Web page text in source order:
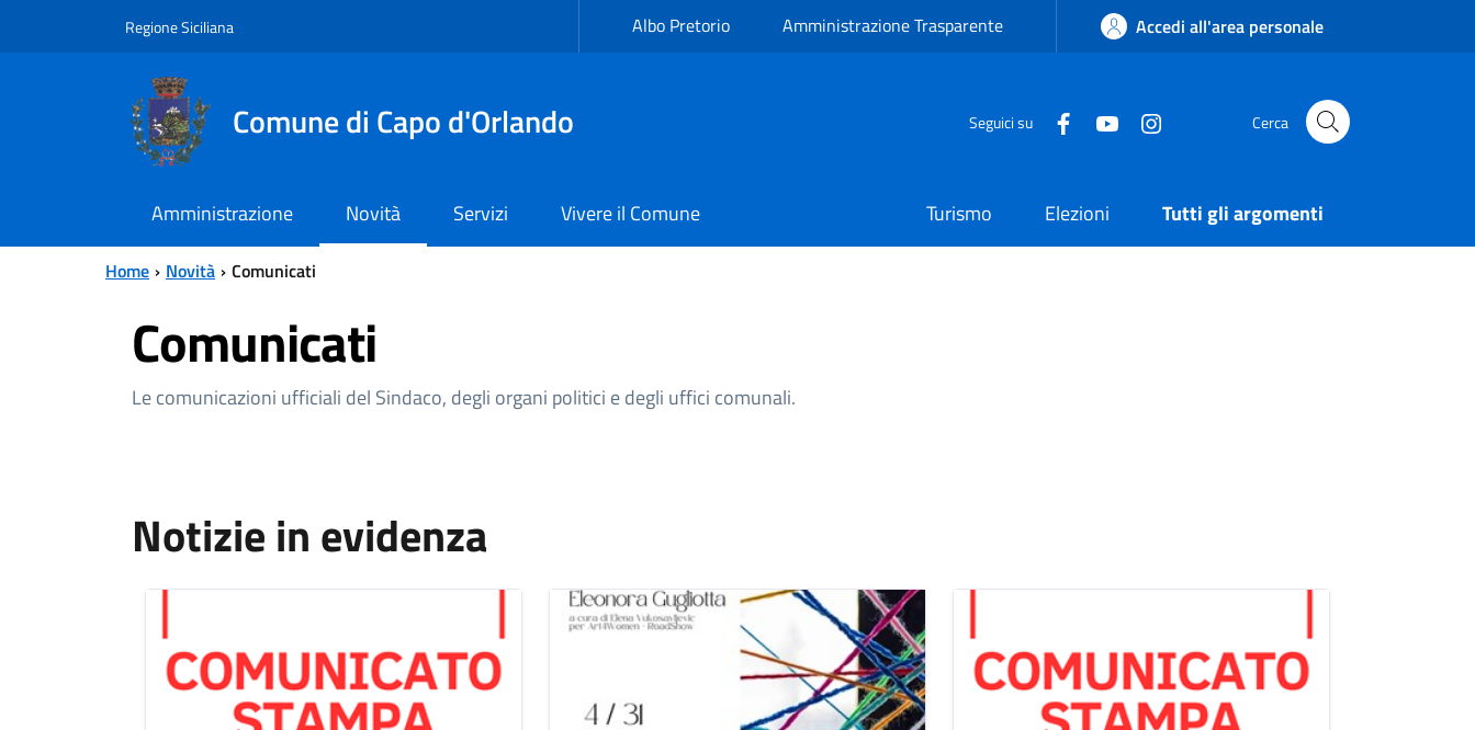
Regione Siciliana Albo Pretorio Amministrazione Trasparente Accedi all'area personale
Comune di Capo d'Orlando Seguici su Cerca
Amministrazione Novità Servizi Vivere il Comune Turismo Elezioni Tutti gli argomenti
Home Novità Comunicati
Comunicati
Le comunicazioni ufficiali del Sindaco, degli organi politici e degli uffici comunali.
Notizie in evidenza